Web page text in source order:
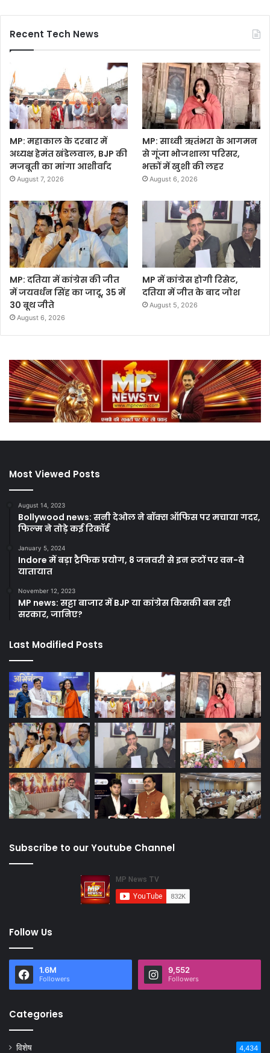
Recent Tech News
MP: महाकाल के दरबार में
अध्यक्ष हेमंत खंडेलवाल, BJP की
मजबूती का मांगा आशीर्वाद
August 7, 2026
MP: साध्वी ऋतंभरा के आगमन
से गूंजा भोजशाला परिसर,
भक्तों में खुशी की लहर
August 6, 2026
MP: दतिया में कांग्रेस की जीत
में जयवर्धन सिंह का जादू, 35 में
30 बूथ जीते
August 6, 2026
MP में कांग्रेस होगी रिसेट,
दतिया में जीत के बाद जोश
August 5, 2026
Most Viewed Posts
August 14, 2023
Bollywood news: सनी देओल ने बॉक्स ऑफिस पर मचाया गदर,
फिल्म ने तोड़े कई रिकॉर्ड
January 5, 2024
Indore में बड़ा ट्रैफिक प्रयोग, 8 जनवरी से इन रूटों पर वन-वे
यातायात
November 12, 2023
MP news: सट्टा बाजार में BJP या कांग्रेस किसकी बन रही
सरकार, जानिए?
Last Modified Posts
Subscribe to our Youtube Channel
Follow Us
1.6M
Followers
9,552
Followers
Categories
विशेष 4,434